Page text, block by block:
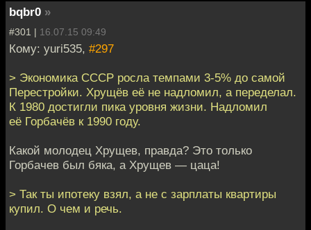
bqbr0 »
#301 | 16.07.15 09:49
Кому: yuri535, #297
> Экономика СССР росла темпами 3-5% до самой
Перестройки. Хрущёв её не надломил, а переделал.
К 1980 достигли пика уровня жизни. Надломил
её Горбачёв к 1990 году.
Какой молодец Хрущев, правда? Это только
Горбачев был бяка, а Хрущев — цаца!
> Так ты ипотеку взял, а не с зарплаты квартиры
купил. О чем и речь.